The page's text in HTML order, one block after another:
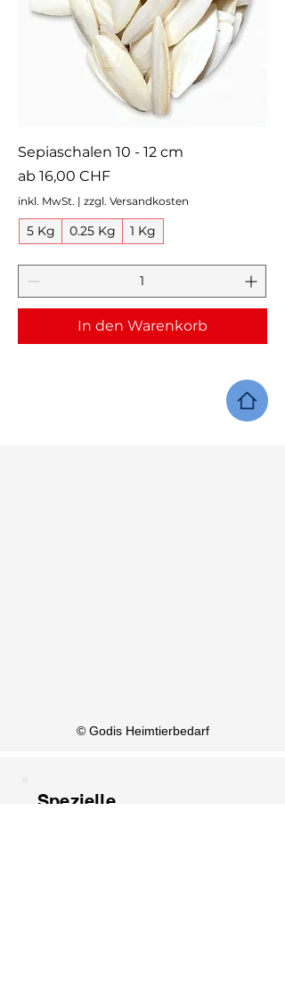
Sepiaschalen 10 - 12 cm
ab 16,00 CHF
Sale-Preis
inkl. MwSt. | zzgl. Versandkosten
5 Kg 0.25 Kg 1 Kg
In den Warenkorb
© Godis Heimtierbedarf
Spezielle